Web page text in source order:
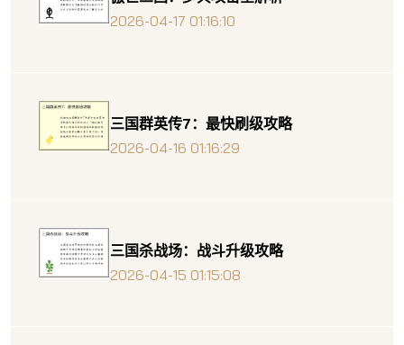
2026-04-17 01:16:10
三国群英传7：最快刷级攻略
2026-04-16 01:16:29
三国杀战场：战斗升级攻略
2026-04-15 01:15:08